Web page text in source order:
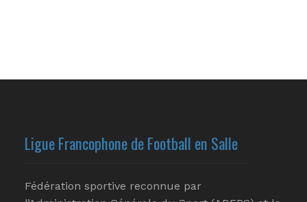
Ligue Francophone de Football en Salle
Fédération sportive reconnue par